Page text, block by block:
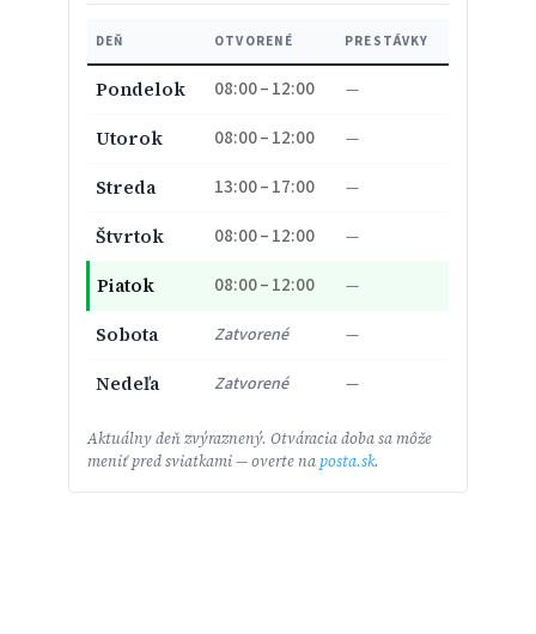
DEŇ OTVORENÉ PRESTÁVKY
Pondelok 08:00 – 12:00 —
Utorok 08:00 – 12:00 —
Streda 13:00 – 17:00 —
Štvrtok 08:00 – 12:00 —
Piatok 08:00 – 12:00 —
Sobota Zatvorené —
Nedeľa Zatvorené —
Aktuálny deň zvýraznený. Otváracia doba sa môže
meniť pred sviatkami — overte naposta.sk.